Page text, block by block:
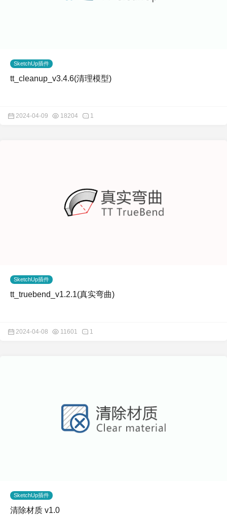
SketchUp插件
tt_cleanup_v3.4.6(清理模型)
2024-04-09 18204 1
SketchUp插件
tt_truebend_v1.2.1(真实弯曲)
2024-04-08 11601 1
SketchUp插件
清除材质 v1.0